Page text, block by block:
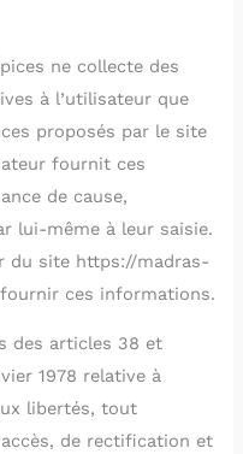
ne collecte des
à l’utilisateur que
proposés par le site
fournit ces
de cause,
lui-même à leur saisie.
du site https://madras-
ces informations.
des articles 38 et
1978 relative à
libertés, tout
de rectification et